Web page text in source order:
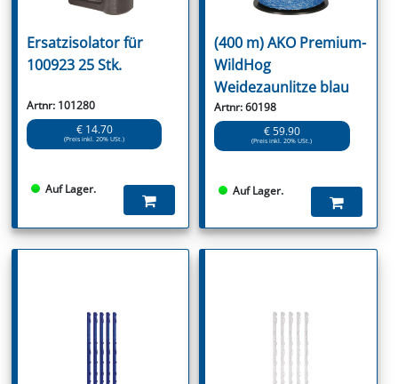
Ersatzisolator für
100923 25 Stk.
Artnr: 101280
€ 14.70
(Preis inkl. 20% USt.)
Auf Lager.
(400 m) AKO Premium-
WildHog
Weidezaunlitze blau
Artnr: 60198
€ 59.90
(Preis inkl. 20% USt.)
Auf Lager.